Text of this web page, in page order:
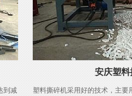
到减
安庆塑
塑料撕碎机采用好的技术，主要